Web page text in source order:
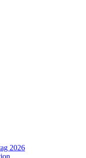
2026